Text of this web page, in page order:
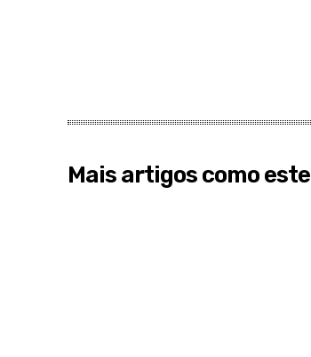
Mais artigos como este